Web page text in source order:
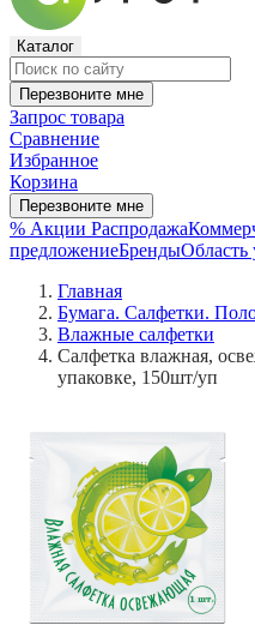
Каталог
Перезвоните мне
Запрос товара
Сравнение
Избранное
Корзина
Перезвоните мне
% Акции Распродажа
предложениеБрендыОбласть
Главная
Бумага. Салфетки.
Влажные салфетки
Салфетка влажная,
упаковке, 150шт/уп